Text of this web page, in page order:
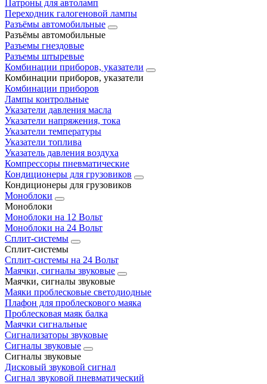
Патроны для автоламп
Переходник галогеновой лампы
Разъёмы автомобильные
Разъёмы автомобильные
Разъемы гнездовые
Разъемы штыревые
Комбинации приборов, указатели
Комбинации приборов, указатели
Комбинации приборов
Лампы контрольные
Указатели давления масла
Указатели напряжения, тока
Указатели температуры
Указатели топлива
Указатель давления воздуха
Компрессоры пневматические
Кондиционеры для грузовиков
Кондиционеры для грузовиков
Моноблоки
Моноблоки
Моноблоки на 12 Вольт
Моноблоки на 24 Вольт
Сплит-системы
Сплит-системы
Сплит‑системы на 24 Вольт
Маячки, сигналы звуковые
Маячки, сигналы звуковые
Маяки проблесковые светодиодные
Плафон для проблескового маяка
Проблесковая маяк балка
Маячки сигнальные
Сигнализаторы звуковые
Сигналы звуковые
Сигналы звуковые
Дисковый звуковой сигнал
Сигнал звуковой пневматический